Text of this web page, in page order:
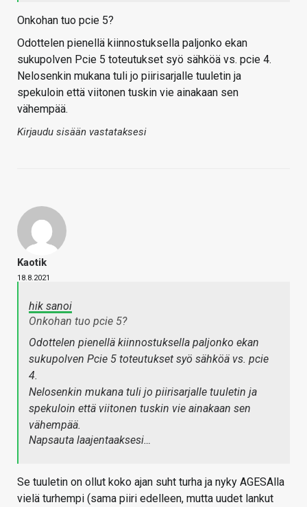
Onkohan tuo pcie 5?
Odottelen pienellä kiinnostuksella paljonko ekan
sukupolven Pcie 5 toteutukset syö sähköä vs. pcie 4.
Nelosenkin mukana tuli jo piirisarjalle tuuletin ja
spekuloin että viitonen tuskin vie ainakaan sen
vähempää.
Kirjaudu sisään vastataksesi
Kaotik
18.8.2021
hik sanoi
Onkohan tuo pcie 5?
Odottelen pienellä kiinnostuksella paljonko ekan
sukupolven Pcie 5 toteutukset syö sähköä vs. pcie
4.
Nelosenkin mukana tuli jo piirisarjalle tuuletin ja
spekuloin että viitonen tuskin vie ainakaan sen
vähempää.
Napsauta laajentaaksesi…
Se tuuletin on ollut koko ajan suht turha ja nyky AGESAlla
vielä turhempi (sama piiri edelleen, mutta uudet lankut